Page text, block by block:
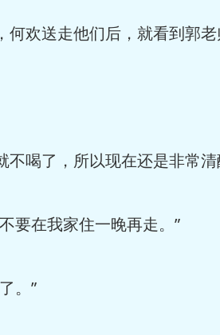
欢送走他们后，就看到郭
喝了，所以现在还是非常
要在我家住一晚再走。”
。”